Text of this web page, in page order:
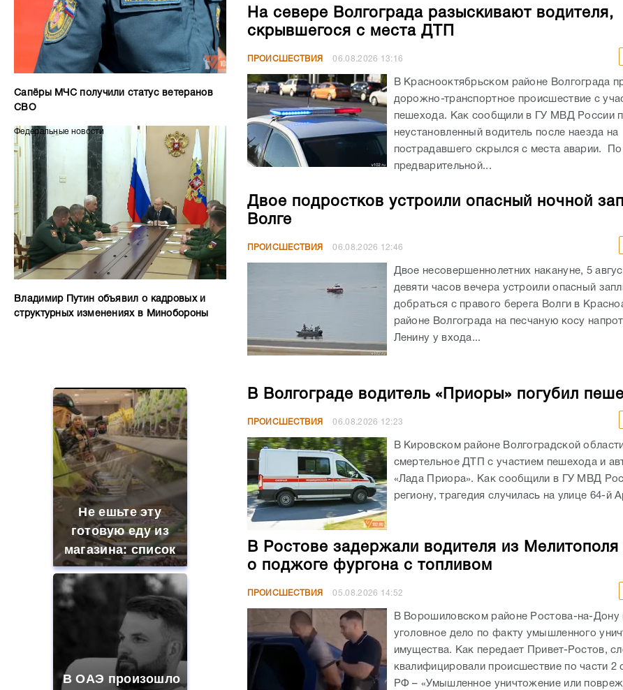
Сапёры МЧС получили статус ветеранов
СВО
Федеральные новости
Владимир Путин объявил о кадровых и
структурных изменениях в Минобороны
Не ешьте эту
готовую еду из
магазина: список
В ОАЭ произошло
На севере Волгограда разыскивают водителя,
скрывшегося с места ДТП
ПРОИСШЕСТВИЯ 06.08.2026 13:16
В Краснооктябрьском районе Волгограда
дорожно-транспортное происшествие с
пешехода. Как сообщили в ГУ МВД России
неустановленный водитель после наезда на
пострадавшего скрылся с места аварии. По
предварительной...
Двое подростков устроили опасный ночной
Волге
ПРОИСШЕСТВИЯ 06.08.2026 12:46
Двое несовершеннолетних накануне, 5
девяти часов вечера устроили опасный
добраться с правого берега Волги в
районе Волгограда на песчаную косу
Ленину у входа...
В Волгограде водитель «Приоры» погубил
ПРОИСШЕСТВИЯ 06.08.2026 12:23
В Кировском районе Волгоградской
смертельное ДТП с участием пешехода и
«Лада Приора». Как сообщили в ГУ МВД
региону, трагедия случилась на улице 64-й
В Ростове задержали водителя из Мелитополя
о поджоге фургона с топливом
ПРОИСШЕСТВИЯ 05.08.2026 14:52
В Ворошиловском районе Ростова-на-Дону
уголовное дело по факту умышленного
имущества. Как передает Привет-Ростов,
квалифицировали происшествие по части 2
РФ – «Умышленное уничтожение или